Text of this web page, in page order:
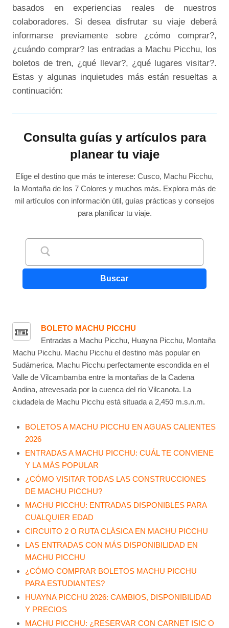
basados en experiencias reales de nuestros
colaboradores. Si desea disfrutar su viaje deberá
informarse previamente sobre ¿cómo comprar?,
¿cuándo comprar? las entradas a Machu Picchu, los
boletos de tren, ¿qué llevar?, ¿qué lugares visitar?.
Estas y algunas inquietudes más están resueltas a
continuación:
Consulta guías y artículos para
planear tu viaje
Elige el destino que más te interese: Cusco, Machu Picchu,
la Montaña de los 7 Colores y muchos más. Explora más de
mil artículos con información útil, guías prácticas y consejos
para planificar tu viaje.
Buscar
BOLETO MACHU PICCHU
Entradas a Machu Picchu, Huayna Picchu, Montaña
Machu Picchu. Machu Picchu el destino más popular en
Sudámerica. Machu Picchu perfectamente escondida en el
Valle de Vilcambamba entre la montañas de la Cadena
Andina, atrevesada por la cuenca del río Vilcanota. La
ciudadela de Machu Picchu está situada a 2,450 m.s.n.m.
BOLETOS A MACHU PICCHU EN AGUAS CALIENTES
2026
ENTRADAS A MACHU PICCHU: CUÁL TE CONVIENE
Y LA MÁS POPULAR
¿CÓMO VISITAR TODAS LAS CONSTRUCCIONES
DE MACHU PICCHU?
MACHU PICCHU: ENTRADAS DISPONIBLES PARA
CUALQUIER EDAD
CIRCUITO 2 O RUTA CLÁSICA EN MACHU PICCHU
LAS ENTRADAS CON MÁS DISPONIBILIDAD EN
MACHU PICCHU
¿CÓMO COMPRAR BOLETOS MACHU PICCHU
PARA ESTUDIANTES?
HUAYNA PICCHU 2026: CAMBIOS, DISPONIBILIDAD
Y PRECIOS
MACHU PICCHU: ¿RESERVAR CON CARNET ISIC O